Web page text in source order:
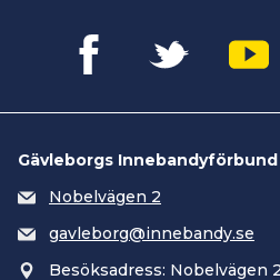
Gävleborgs Innebandyförbund
Nobelvägen 2
gavleborg@innebandy.se
Besöksadress: Nobelvägen